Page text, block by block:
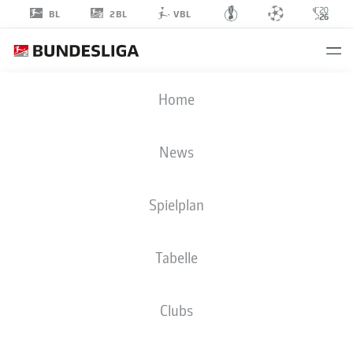
BL 2BL VBL
Home
News
Spielplan
Tabelle
Clubs